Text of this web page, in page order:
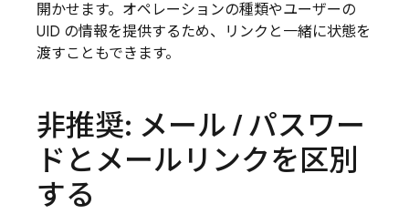
開かせます。オペレーションの種類やユーザーの
UID の情報を提供するため、リンクと一緒に状態を
渡すこともできます。
非推奨: メール /パスワー
ドとメールリンクを区別
する